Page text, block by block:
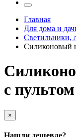
Главная
Для дома и
Светильники,
Силиконовый
с
×